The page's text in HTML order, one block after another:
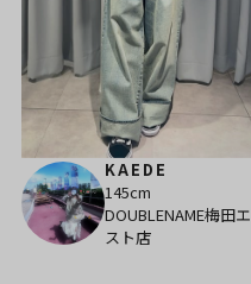
KAEDE
145cm
DOUBLENAME梅田エ
スト店